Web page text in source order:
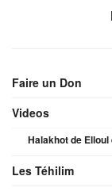
Faire un Don
Videos
Halakhot de Elloul
Les Téhilim